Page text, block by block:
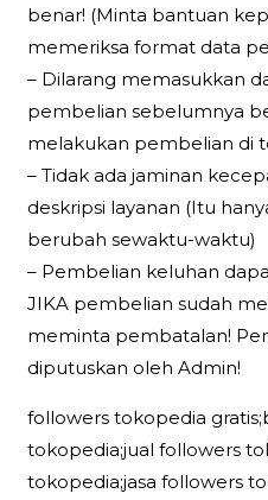
benar! (Minta bantuan
memeriksa format data
– Dilarang memasukkan
pembelian sebelumnya
melakukan pembelian di
– Tidak ada jaminan
deskripsi layanan (Itu
berubah sewaktu-waktu)
– Pembelian keluhan
JIKA pembelian sudah
meminta pembatalan!
diputuskan oleh Admin!
followers tokopedia
tokopedia;jual followers
tokopedia;jasa followers